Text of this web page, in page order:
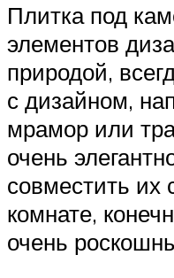
Плитка под
элементов
природой,
с дизайном,
мрамор или
очень
совместить их
комнате,
очень